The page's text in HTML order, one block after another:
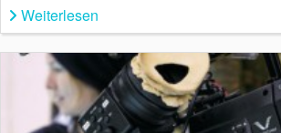
Weiterlesen